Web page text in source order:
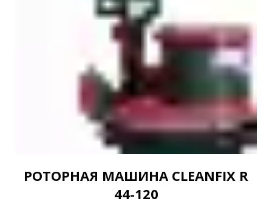
РОТОРНАЯ МАШИНА CLEANFIX R
44-120